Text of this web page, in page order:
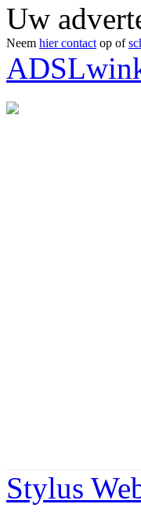
Uw
Neem hier contact op of
Stylus